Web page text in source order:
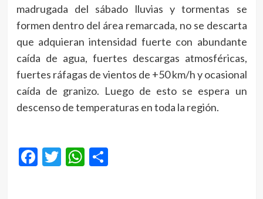
madrugada del sábado lluvias y tormentas se
formen dentro del área remarcada, no se descarta
que adquieran intensidad fuerte con abundante
caída de agua, fuertes descargas atmosféricas,
fuertes ráfagas de vientos de +50 km/h y ocasional
caída de granizo. Luego de esto se espera un
descenso de temperaturas en toda la región.
Facebook
Twitter
WhatsApp
Compartir